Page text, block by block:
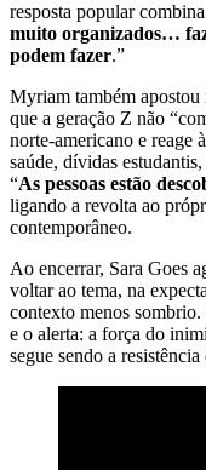
resposta popular
muito organizados…
podem fazer.”
Myriam também
que a geração Z não
norte-americano e reage
saúde, dívidas
“As pessoas estão
ligando a revolta ao
contemporâneo.
Ao encerrar, Sara Goes
voltar ao tema, na
contexto menos
e o alerta: a força do
segue sendo a